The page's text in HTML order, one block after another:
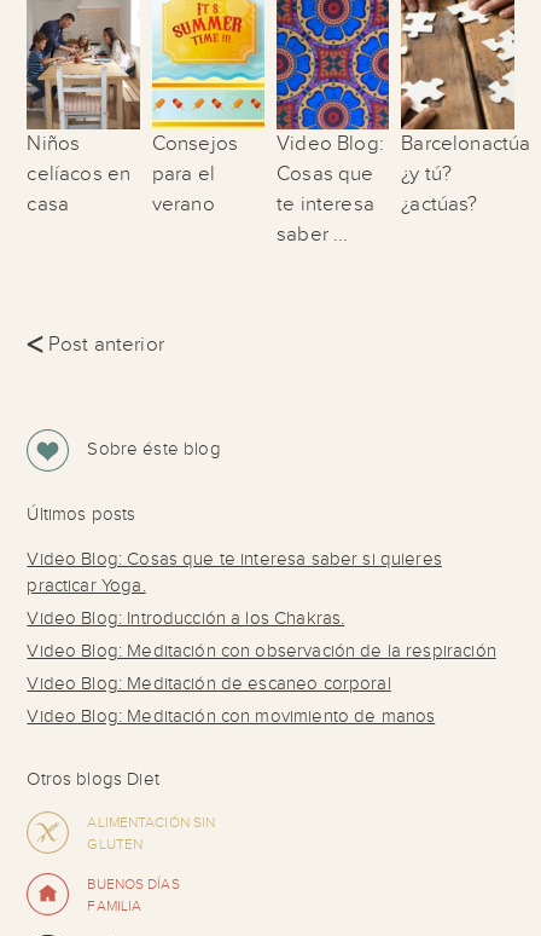
Niños
celíacos en
casa
Consejos
para el
verano
Video Blog:
Cosas que
te interesa
saber ...
Barcelonactúa
¿y tú?
¿actúas?
<Post anterior
Sobre éste blog
Últimos posts
Video Blog: Cosas que te interesa saber si quieres
practicar Yoga.
Video Blog: Introducción a los Chakras.
Video Blog: Meditación con observación de la respiración
Video Blog: Meditación de escaneo corporal
Video Blog: Meditación con movimiento de manos
Otros blogs Diet
ALIMENTACIÓN SIN
GLUTEN
BUENOS DÍAS
FAMILIA